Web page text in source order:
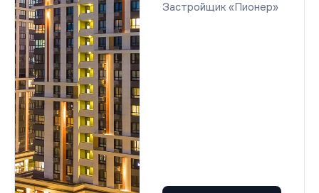
Застройщик «Пионер»